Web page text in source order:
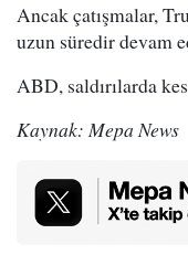
Ancak çatışmalar,
uzun süredir devam
ABD, saldırılarda
Kaynak: Mepa News